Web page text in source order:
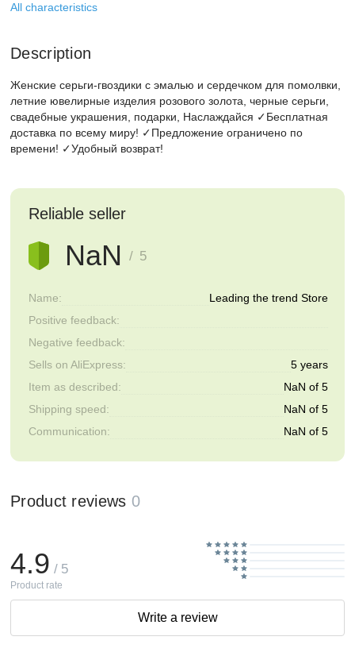
All characteristics
Description
Женские серьги-гвоздики с эмалью и сердечком для помолвки,
летние ювелирные изделия розового золота, черные серьги,
свадебные украшения, подарки, Наслаждайся ✓Бесплатная
доставка по всему миру! ✓Предложение ограничено по
времени! ✓Удобный возврат!
Reliable seller
NaN / 5
Name:
Leading the trend Store
Positive feedback:
Negative feedback:
Sells on AliExpress:
5 years
Item as described:
NaN of 5
Shipping speed:
NaN of 5
Communication:
NaN of 5
Product reviews 0
4.9 / 5
Product rate
Write a review